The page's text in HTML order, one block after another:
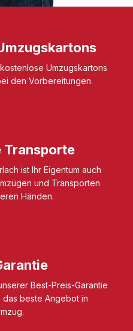
Umzugskartons
den Vorbereitungen.
Transporte
ist Ihr Eigentum auch
und Transporten
Händen.
Best-Preis-Garantie
das beste Angebot in